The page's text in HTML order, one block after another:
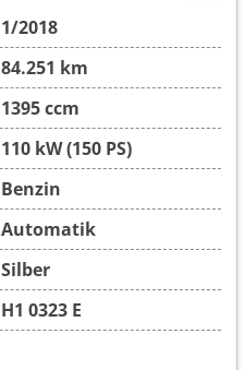
1/2018
84.251 km
1395 ccm
110 kW (150 PS)
Benzin
Automatik
Silber
H1 0323 E